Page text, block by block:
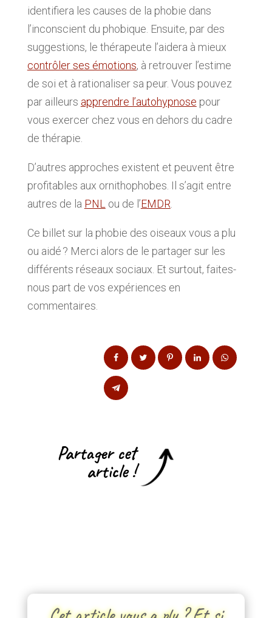
identifiera les causes de la phobie dans
l’inconscient du phobique. Ensuite, par des
suggestions, le thérapeute l’aidera à mieux
contrôler ses émotions, à retrouver l’estime
de soi et à rationaliser sa peur. Vous pouvez
par ailleurs apprendre l’autohypnose pour
vous exercer chez vous en dehors du cadre
de thérapie.
D’autres approches existent et peuvent être
profitables aux ornithophobes. Il s’agit entre
autres de la PNLou de l’EMDR.
Ce billet sur la phobie des oiseaux vous a plu
ou aidé ? Merci alors de le partager sur les
différents réseaux sociaux. Et surtout, faites-
nous part de vos expériences en
commentaires.
Partager cet
article !